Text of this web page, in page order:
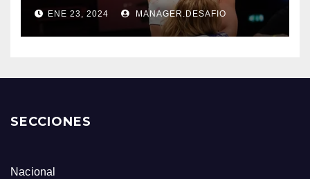
ENE 23, 2024 MANAGER.DESAFIO
SECCIONES
Nacional